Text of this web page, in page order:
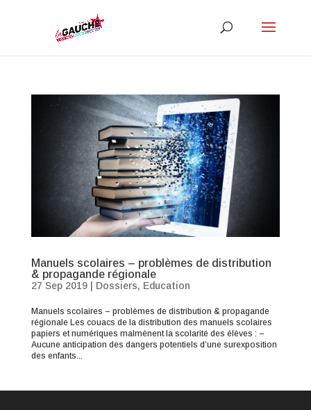
Manuels scolaires – problèmes de distribution
& propagande régionale
27 Sep 2019| Dossiers, Education
Manuels scolaires – problèmes de distribution & propagande
régionale Les couacs de la distribution des manuels scolaires
papiers et numériques malmènent la scolarité des élèves : –
Aucune anticipation des dangers potentiels d’une surexposition
des enfants...